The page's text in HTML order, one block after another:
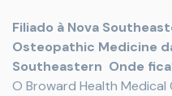
Filiado à Nova
Osteopathic Medicine
Southeastern Onde
O Broward Health Medical